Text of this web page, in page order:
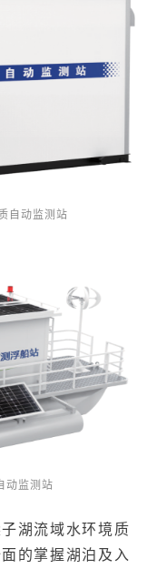
自动监测站
动监测站
湖流域水环境质
的掌握湖泊及入